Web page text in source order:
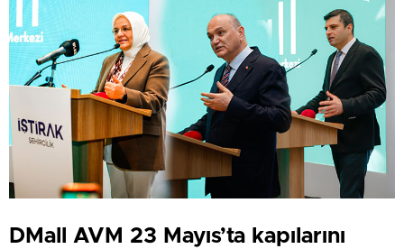
DMall AVM 23 Mayıs’ta kapılarını